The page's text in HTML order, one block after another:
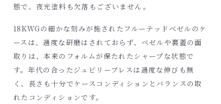
態で、夜光塗料も欠落もございません。
18KWGの細かな刻みが施されたフルーテッドベゼルのケ
ースは、過度な研磨はされておらず、ベゼルや裏蓋の面
取りは、本来のフォルムが保たれたシャープな状態で
す。年代の合ったジュビリーブレスは過度な伸びも無
く、長さも十分でケースコンディションとバランスの取
れたコンディションです。